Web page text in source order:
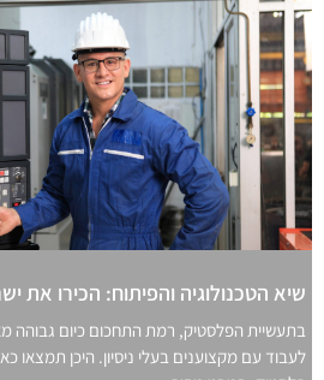
שיא הטכנולוגיה והפיתוח: הכירו את
בתעשיית הפלסטיק, רמת התחכום כיום גבוהה
לעבוד עם מקצוענים בעלי ניסיון. היכן תמצאו